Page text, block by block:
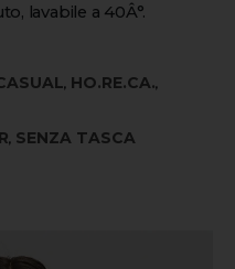
lavabile a 40Â°.
, HO.RE.CA.,
, SENZA TASCA